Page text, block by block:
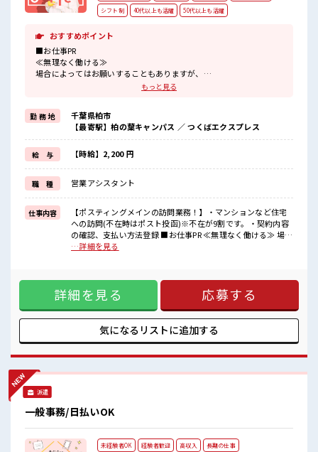
シフト制
40代以上も活躍 50代以上も活躍
おすすめポイント
■お仕事PR
≪無理なく働ける≫
場合によってはお願いすることもありますが、
新しいことにチャレンジするのは不安だけど、
しっかり働く環境が整っています！
イチからスキルUP・ステップUP目指していきましょう！
≪様々なお仕事をご提案≫
一人で悩まず気軽に相談できる、
派遣のお仕事です！
■職場の雰囲気
休憩時間にゆっくりできるスペース完備！
持ち物が多いあなたにもぴったり☆
ロッカー付き職場♪
高収入もバッチリ目指せますよ！
もっと見る
勤 務 地
千葉県柏市
【最寄駅】柏の葉キャンパス ／ つくばエクスプレス
給 与 【時給】2,200 円
職 種 営業アシスタント
仕事内容
【ポスティングメインの訪問業務！】・マンションなど住宅
への訪問(不在時はポスト投函)※不在が9割です。・契約内容
の確認、支払い方法登録 ■お仕事PR ≪無理なく働ける≫ 場合
によってはお願いすることもありますが、 残業はほとんどナ
らスキルUP・ステップUP目指していきましょう！ ≪様々な
お仕事をご提案≫ 一人で悩まず気軽に相談できる、 派遣のお
仕事です！ ■職場の雰囲気 休憩時間にゆっくりできるスペー
ス完備！ 持ち物が多いあなたにもぴったり☆ ロッカー付き職
場♪ 高収入もバッチリ目指せますよ！
…詳細を見る
詳細を見る 応募する
気になるリストに追加する
派遣
一般事務/日払いOK
未経験者OK 経験者歓迎 高収入
長期の仕事